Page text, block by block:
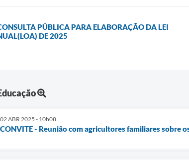
PÚBLICA PARA ELABORAÇÃO DA LEI
DE 2025
02 ABR 2025 - 10h08
CONVITE - Reunião com agricultores familiares sobre